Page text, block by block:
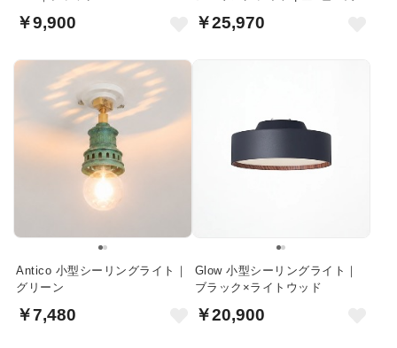
￥9,900 ￥25,970
Antico 小型シーリングライト｜
グリーン
￥7,480
Glow 小型シーリングライト｜
ブラック×ライトウッド
￥20,900